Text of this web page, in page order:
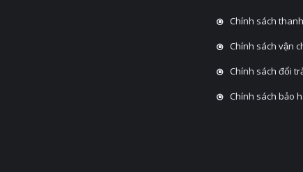
Chính sách
Chính sách vận
Chính sách đổi
Chính sách bảo